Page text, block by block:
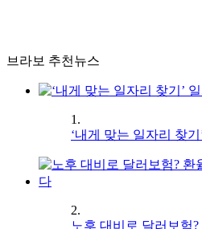
브라보 추천뉴스
1.
‘내게 맞는 일자리 찾
2.
노후 대비로 달러보험